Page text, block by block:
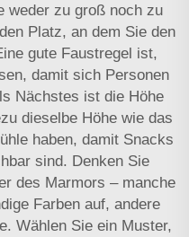
weder zu groß noch zu
Platz, an dem Sie den
gute Faustregel ist,
damit sich Personen
Nächstes ist die Höhe
dieselbe Höhe wie das
haben, damit Snacks
sind. Denken Sie
des Marmors – manche
Farben auf, andere
Wählen Sie ein Muster,